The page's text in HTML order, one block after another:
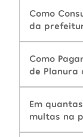
Como
da
Como
de Planura
Em
multas na